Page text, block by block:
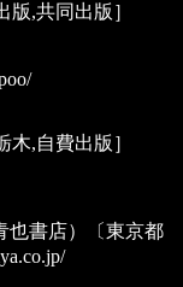
版,共同出版］
木,自費出版］
也書店）〔東京都